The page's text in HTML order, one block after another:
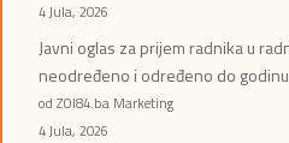
4 Jula, 2026
Javni oglas za prijem radnika u
neodređeno i određeno do
od ZOI84.ba Marketing
4 Jula, 2026